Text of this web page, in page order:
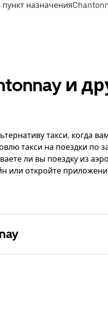
и
такси, когда
такси на поездки по
ли вы поездку из
или откройте